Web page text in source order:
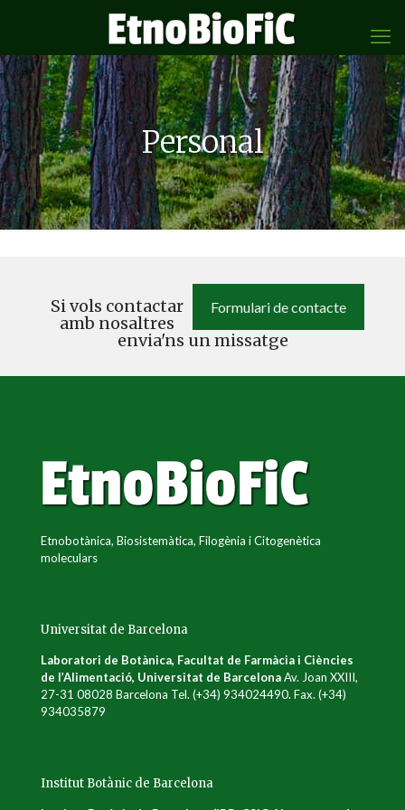
Personal
Formulari de contacte
Si vols contactar
amb nosaltres
envia'ns un missatge
Etnobotànica, Biosistemàtica, Filogènia i Citogenètica
moleculars
Universitat de Barcelona
Laboratori de Botànica, Facultat de Farmàcia i Ciències
de l’Alimentació, Universitat de BarcelonaAv. Joan XXIII,
27-31 08028 Barcelona Tel. (+34) 934024490. Fax. (+34)
934035879
Institut Botànic de Barcelona